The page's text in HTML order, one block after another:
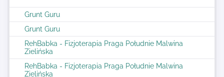
Grunt Guru
Grunt Guru
RehBabka - Fizjoterapia Praga Południe Malwina
Zielińska
RehBabka - Fizjoterapia Praga Południe Malwina
Zielińska